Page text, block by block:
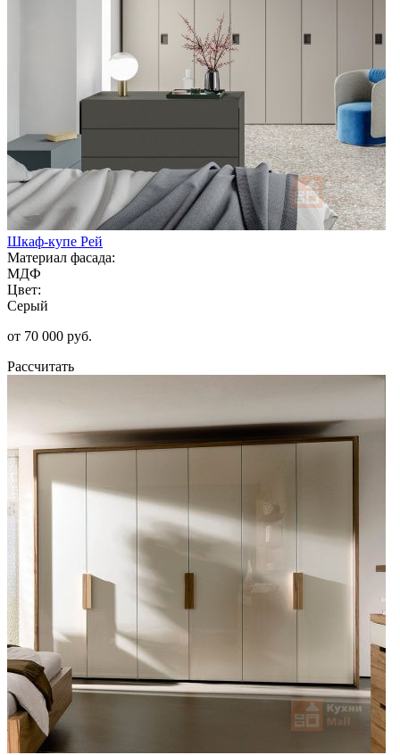
Шкаф-купе Рей
Материал фасада:
МДФ
Цвет:
Серый
от 70 000 руб.
Рассчитать